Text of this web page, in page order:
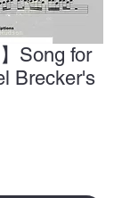
Song for
Brecker's